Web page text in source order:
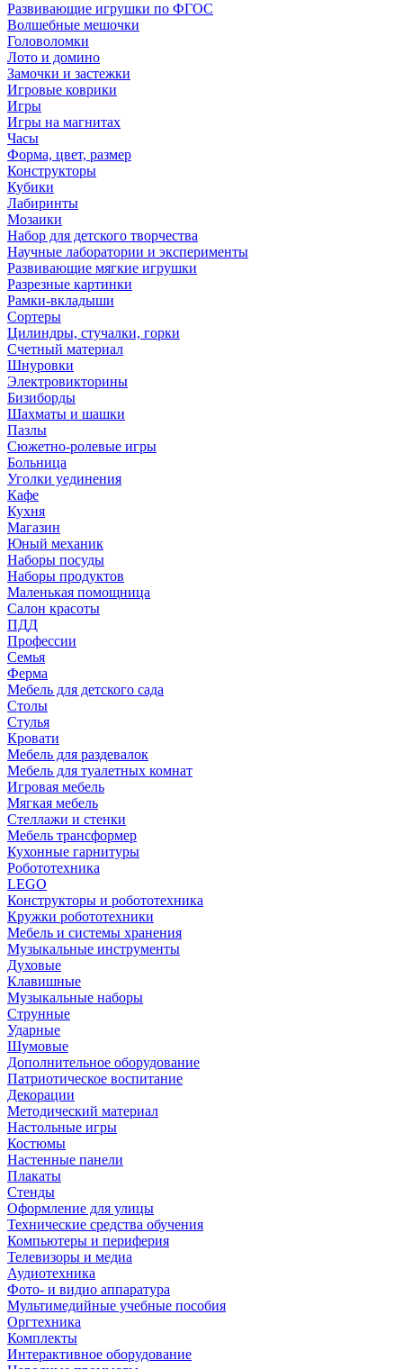
Развивающие игрушки по ФГОС
Волшебные мешочки
Головоломки
Лото и домино
Замочки и застежки
Игровые коврики
Игры
Игры на магнитах
Часы
Форма, цвет, размер
Конструкторы
Кубики
Лабиринты
Мозаики
Набор для детского творчества
Научные лаборатории и эксперименты
Развивающие мягкие игрушки
Разрезные картинки
Рамки-вкладыши
Сортеры
Цилиндры, стучалки, горки
Счетный материал
Шнуровки
Электровикторины
Бизиборды
Шахматы и шашки
Пазлы
Сюжетно-ролевые игры
Больница
Уголки уединения
Кафе
Кухня
Магазин
Юный механик
Наборы посуды
Наборы продуктов
Маленькая помощница
Салон красоты
ПДД
Профессии
Семья
Ферма
Мебель для детского сада
Столы
Cтулья
Кровати
Мебель для раздевалок
Мебель для туалетных комнат
Игровая мебель
Мягкая мебель
Стеллажи и стенки
Мебель трансформер
Кухонные гарнитуры
Робототехника
LEGO
Конструкторы и робототехника
Кружки робототехники
Мебель и системы хранения
Музыкальные инструменты
Духовые
Клавишные
Музыкальные наборы
Струнные
Ударные
Шумовые
Дополнительное оборудование
Патриотическое воспитание
Декорации
Методический материал
Настольные игры
Костюмы
Настенные панели
Плакаты
Стенды
Оформление для улицы
Технические средства обучения
Компьютеры и периферия
Телевизоры и медиа
Аудиотехника
Фото- и видио аппаратура
Мультимедийные учебные пособия
Оргтехника
Комплекты
Интерактивное оборудование